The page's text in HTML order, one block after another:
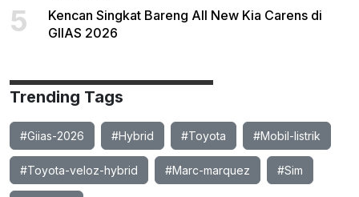
5
Kencan Singkat Bareng All New Kia Carens di
GIIAS 2026
Trending Tags
#Giias-2026 #Hybrid #Toyota #Mobil-listrik
#Toyota-veloz-hybrid #Marc-marquez #Sim